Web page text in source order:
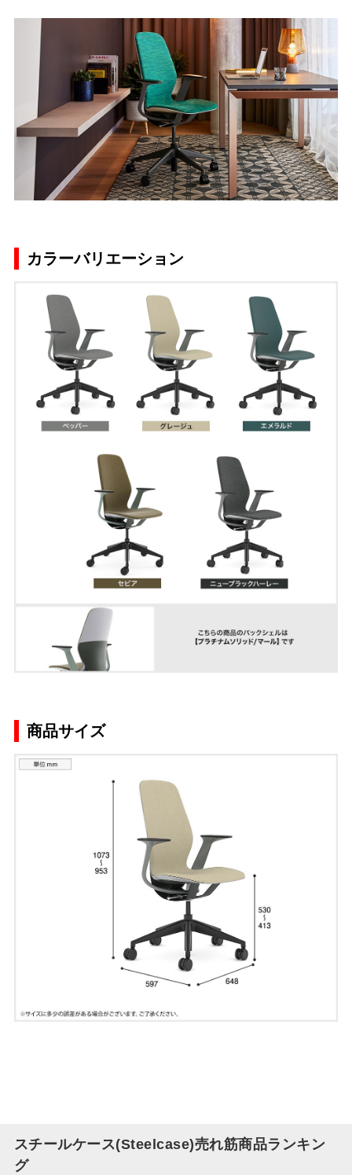
カラーバリエーション
商品サイズ
スチールケース(Steelcase)売れ筋商品ランキン
グ